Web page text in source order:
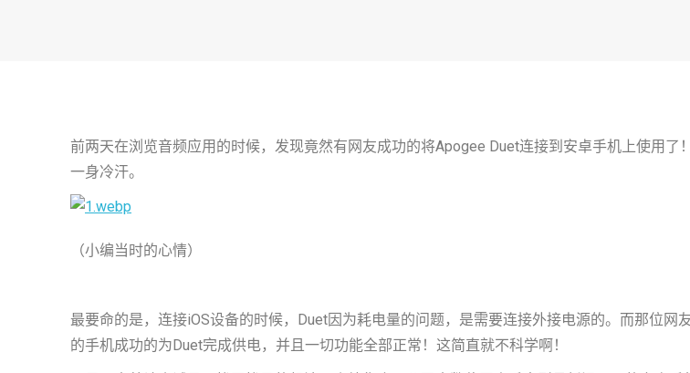
前两天在浏览音频应用的时候，发现竟然有网友成功的将Apogee Duet连接到安卓手机上使用了
一身冷汗。
（小编当时的心情）
最要命的是，连接iOS设备的时候，Duet因为耗电量的问题，是需要连接外接电源的。而那位网
的手机成功的为Duet完成供电，并且一切功能全部正常！这简直就不科学啊！